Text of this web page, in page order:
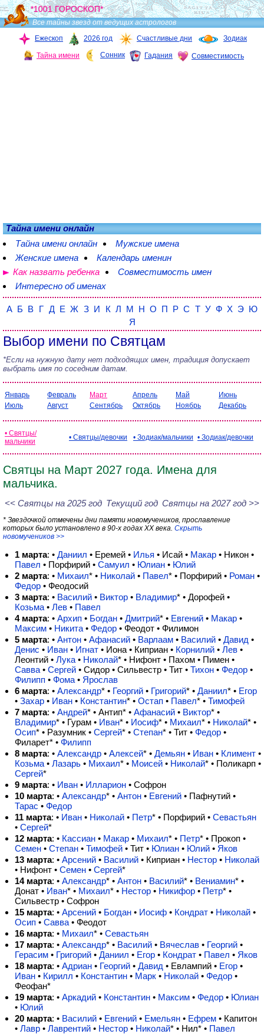
*1001 ГОРОСКОП*
Все тайны звезд от ведущих астрологов
Ежескоп
2026 год Счастливые дни Зодиак
Тайна имени Сонник Гадания Совместимость
Тайна имени онлайн
Тайна имени онлайн
Мужские имена
Женские имена
Календарь именин
Как назвать ребенка
Совместимость имен
Интересно об именах
А Б В Г Д Е Ж З И К Л М Н О П Р С Т У Ф Х Э Ю
Я
Выбор имени по Святцам
*Если на нужную дату нет подходящих имен, традиция допускает
выбрать имя по соседним датам.
Январь Февраль Март Апрель Май
Июнь
Июль
Август Сентябрь Октябрь Ноябрь Декабрь
• Святцы/
мальчики
• Святцы/девочки • Зодиак/мальчики • Зодиак/девочки
Святцы на Март 2027 года. Имена для
мальчика.
<< Святцы на 2025 год Текущий год Святцы на 2027 год >>
* Звездочкой отмечены дни памяти новомучеников, прославление
которых было установлено в 90-х годах XX века. Скрыть
новомучеников >>
1 марта: • Даниил • Еремей • Илья • Исай • Макар • Никон •
Павел • Порфирий • Самуил • Юлиан • Юлий
2 марта: • Михаил* • Николай • Павел* • Порфирий • Роман •
Федор • Феодосий
3 марта: • Василий • Виктор • Владимир* • Дорофей •
Козьма • Лев • Павел
4 марта: • Архип • Богдан • Дмитрий* • Евгений • Макар •
Максим • Никита • Федор • Феодот • Филимон
5 марта: • Антон • Афанасий • Варлаам • Василий • Давид •
Денис • Иван • Игнат • Иона • Киприан • Корнилий • Лев •
Леонтий • Лука • Николай* • Нифонт • Пахом • Пимен •
Савва • Сергей • Сидор • Сильвестр • Тит • Тихон • Федор •
Филипп • Фома • Ярослав
6 марта: • Александр* • Георгий • Григорий* • Даниил* • Егор
• Захар • Иван • Константин* • Остап • Павел* • Тимофей
7 марта: • Андрей* • Антип* • Афанасий • Виктор* •
Владимир* • Гурам • Иван* • Иосиф* • Михаил* • Николай* •
Осип* • Разумник • Сергей* • Степан* • Тит • Федор •
Филарет* • Филипп
8 марта: • Александр • Алексей* • Демьян • Иван • Климент •
Козьма • Лазарь • Михаил* • Моисей • Николай* • Поликарп •
Сергей*
9 марта: • Иван • Илларион • Софрон
10 марта: • Александр* • Антон • Евгений • Пафнутий •
Тарас • Федор
11 марта: • Иван • Николай • Петр* • Порфирий • Севастьян
• Сергей*
12 марта: • Кассиан • Макар • Михаил* • Петр* • Прокоп •
Семен • Степан • Тимофей • Тит • Юлиан • Юлий • Яков
13 марта: • Арсений • Василий • Киприан • Нестор • Николай
• Нифонт • Семен • Сергей*
14 марта: • Александр* • Антон • Василий* • Вениамин* •
Донат • Иван* • Михаил* • Нестор • Никифор • Петр* •
Сильвестр • Софрон
15 марта: • Арсений • Богдан • Иосиф • Кондрат • Николай •
Осип • Савва • Феодот
16 марта: • Михаил* • Севастьян
17 марта: • Александр* • Василий • Вячеслав • Георгий •
Герасим • Григорий • Даниил • Егор • Кондрат • Павел • Яков
18 марта: • Адриан • Георгий • Давид • Евлампий • Егор •
Иван • Кирилл • Константин • Марк • Николай • Федор •
Феофан*
19 марта: • Аркадий • Константин • Максим • Федор • Юлиан
• Юлий
20 марта: • Василий • Евгений • Емельян • Ефрем • Капитон
• Лавр • Лаврентий • Нестор • Николай* • Нил* • Павел